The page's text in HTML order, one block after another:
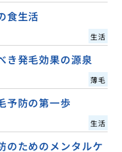
食生活
生活
き発毛効果の源泉
薄毛
予防の第一歩
生活
のためのメンタルケ